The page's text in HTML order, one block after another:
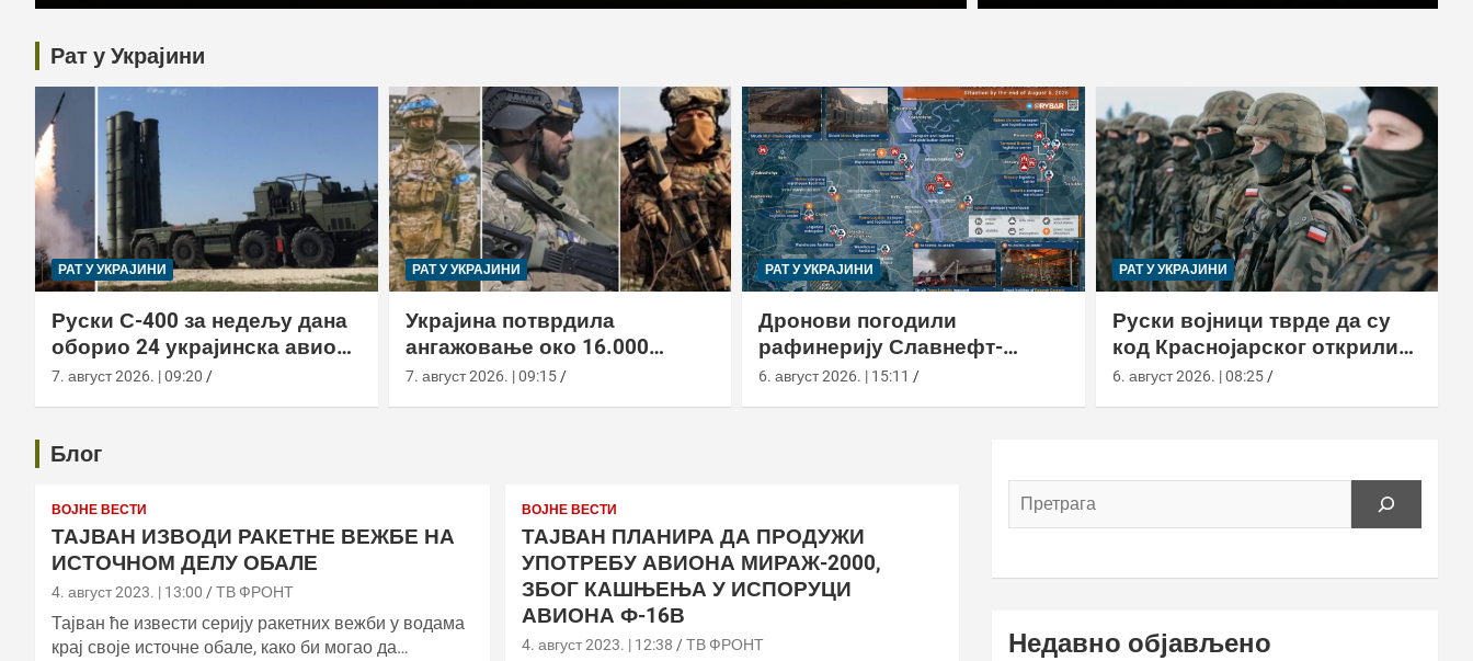
Рат у Украјини
РАТ У УКРАЈИНИ
Руски С-400 за недељу дана
оборио 24 украјинска авиона
новом тактиком заседе
7. август 2026. | 09:20
РАТ У УКРАЈИНИ
Украјина потврдила
ангажовање око 16.000
страних бораца из 72 земље
7. август 2026. | 09:15
РАТ У УКРАЈИНИ
Дронови погодили
рафинерију Славнефт-
ЈАНОС у Јарослављу
6. август 2026. | 15:11
РАТ У УКРАЈИНИ
Руски војници тврде да су
код Краснојарског открили
пољске борце у НАТО
6. август 2026. | 08:25
Блог
ВОЈНЕ ВЕСТИ
ТАЈВАН ИЗВОДИ РАКЕТНЕ ВЕЖБЕ НА
ИСТОЧНОМ ДЕЛУ ОБАЛЕ
4. август 2023. | 13:00 ТВ ФРОНТ
Тајван ће извести серију ракетних вежби у водама
крај своје источне обале, како би могао да…
ВОЈНЕ ВЕСТИ
ТАЈВАН ПЛАНИРА ДА ПРОДУЖИ
УПОТРЕБУ АВИОНА МИРАЖ-2000,
ЗБОГ КАШЊЕЊА У ИСПОРУЦИ
АВИОНА Ф-16В
4. август 2023. | 12:38 ТВ ФРОНТ Недавно објављено